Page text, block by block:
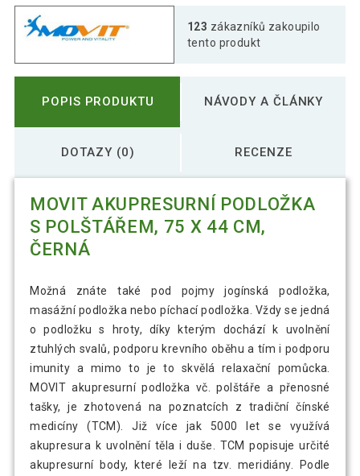
MOVIT Akupresurní podložka s
polštářem, 75 x 44 cm, tyrkys
1 321 Kč
polštářem, 75 x 44 cm, zelená
1 166 Kč
123 zákazníků zakoupilo
tento produkt
POPIS PRODUKTU NÁVODY A ČLÁNKY
DOTAZY (0) RECENZE
MOVIT AKUPRESURNÍ PODLOŽKA
S POLŠTÁŘEM, 75 X 44 CM,
ČERNÁ
Možná znáte také pod pojmy jogínská podložka,
masážní podložka nebo píchací podložka. Vždy se jedná
o podložku s hroty, díky kterým dochází k uvolnění
ztuhlých svalů, podporu krevního oběhu a tím i podporu
imunity a mimo to je to skvělá relaxační pomůcka.
MOVIT akupresurní podložka vč. polštáře a přenosné
tašky, je zhotovená na poznatcích z tradiční čínské
medicíny (TCM). Již více jak 5000 let se využívá
akupresura k uvolnění těla i duše. TCM popisuje určité
akupresurní body, které leží na tzv. meridiány. Podle